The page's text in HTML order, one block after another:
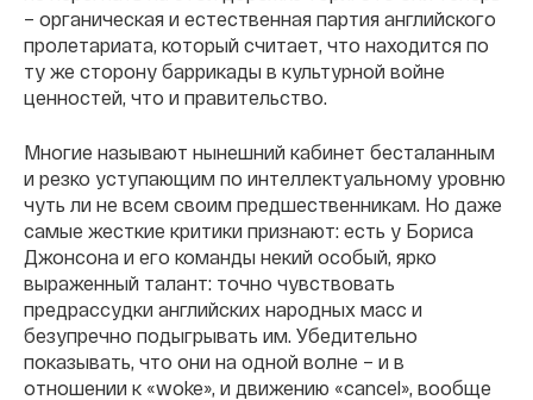
– органическая и естественная партия английского
пролетариата, который считает, что находится по
ту же сторону баррикады в культурной войне
ценностей, что и правительство.
Многие называют нынешний кабинет бесталанным
и резко уступающим по интеллектуальному уровню
чуть ли не всем своим предшественникам. Но даже
самые жесткие критики признают: есть у Бориса
Джонсона и его команды некий особый, ярко
выраженный талант: точно чувствовать
предрассудки английских народных масс и
безупречно подыгрывать им. Убедительно
показывать, что они на одной волне – и в
отношении к «woke», и движению «cancel», вообще